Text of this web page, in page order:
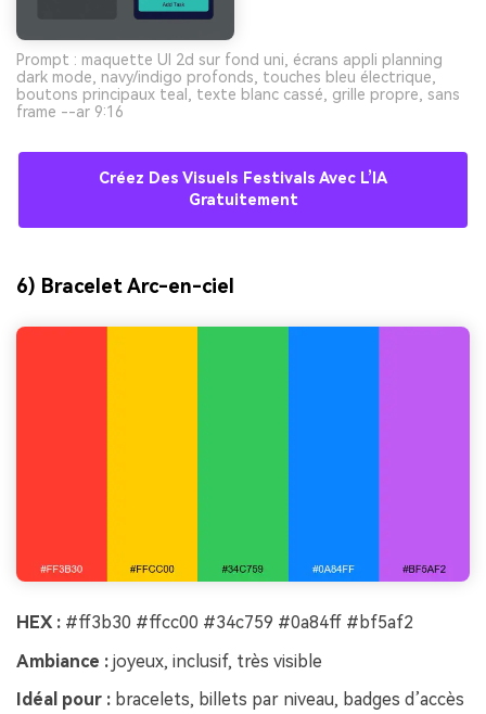
Prompt : maquette UI 2d sur fond uni, écrans appli planning
dark mode, navy/indigo profonds, touches bleu électrique,
boutons principaux teal, texte blanc cassé, grille propre, sans
frame --ar 9:16
Créez Des Visuels Festivals Avec L’IA
Gratuitement
6) Bracelet Arc-en-ciel
HEX : #ff3b30 #ffcc00 #34c759 #0a84ff #bf5af2
Ambiance : joyeux, inclusif, très visible
Idéal pour : bracelets, billets par niveau, badges d’accès